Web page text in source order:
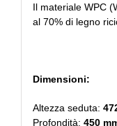
Il materiale WPC
al 70% di legno
Dimensioni:
Altezza seduta:
Profondità: 450